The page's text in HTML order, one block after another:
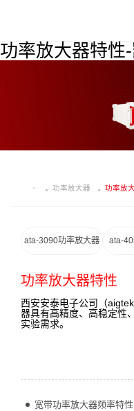
功率放大器特性
功率放大器 功率放
ata-3090功率放大器 ata-
功率放大器特性
西安安泰电子公司（
器具有高精度、高稳定性
实验需求。
宽带功率放大器频率特